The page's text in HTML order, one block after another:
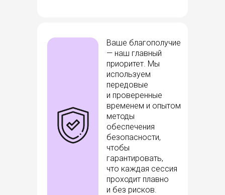
Ваше благополучие
— наш главный
приоритет. Мы
используем
передовые
и проверенные
временем и опытом
методы
обеспечения
безопасности,
чтобы
гарантировать,
что каждая сессия
проходит плавно
и без рисков.